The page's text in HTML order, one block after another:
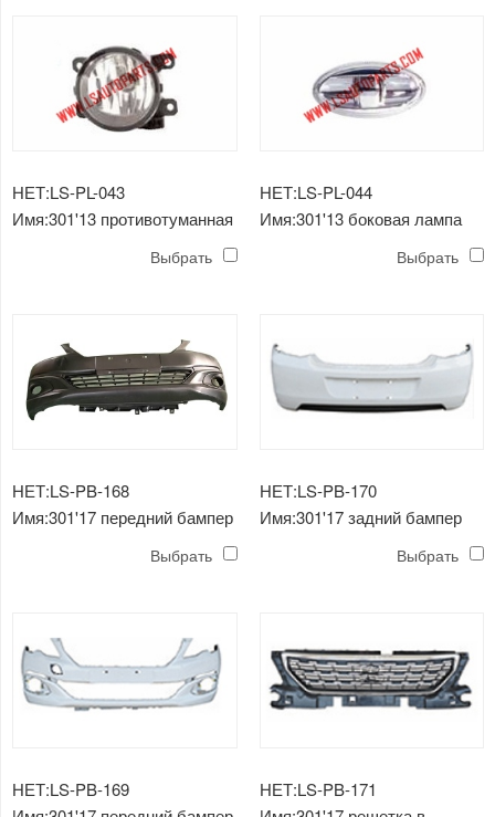
НЕТ:LS-PL-043
Имя:301'13 противотуманная
Выбрать
НЕТ:LS-PL-044
Имя:301'13 боковая лампа
Выбрать
НЕТ:LS-PB-168
Имя:301'17 передний бампер
Выбрать
НЕТ:LS-PB-170
Имя:301'17 задний бампер
Выбрать
НЕТ:LS-PB-169
НЕТ:LS-PB-171